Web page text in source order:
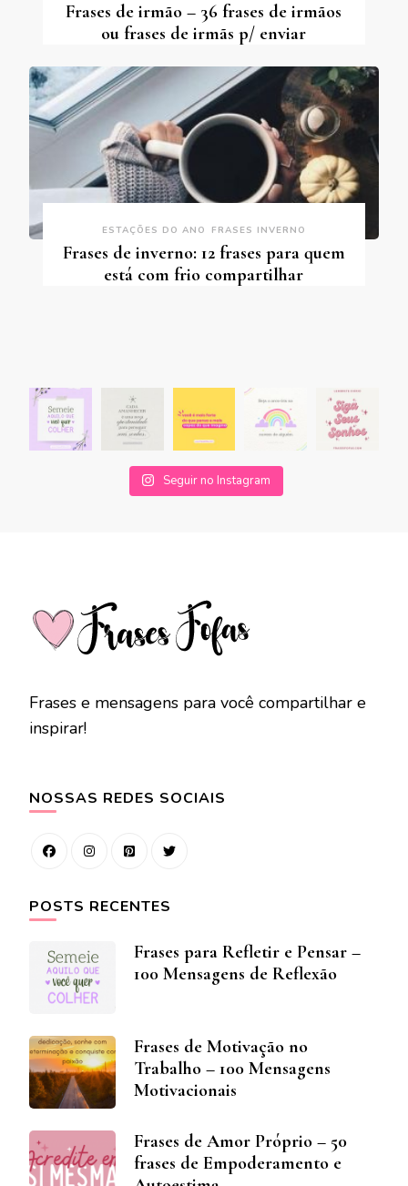
Frases de irmão – 36 frases de irmãos
ou frases de irmãs p/ enviar
ESTAÇÕES DO ANO FRASES INVERNO
Frases de inverno: 12 frases para quem
está com frio compartilhar
Seguir no Instagram
Frases e mensagens para você compartilhar e
inspirar!
NOSSAS REDES SOCIAIS
POSTS RECENTES
Frases para Refletir e Pensar –
100 Mensagens de Reflexão
Frases de Motivação no
Trabalho – 100 Mensagens
Motivacionais
Frases de Amor Próprio – 50
frases de Empoderamento e